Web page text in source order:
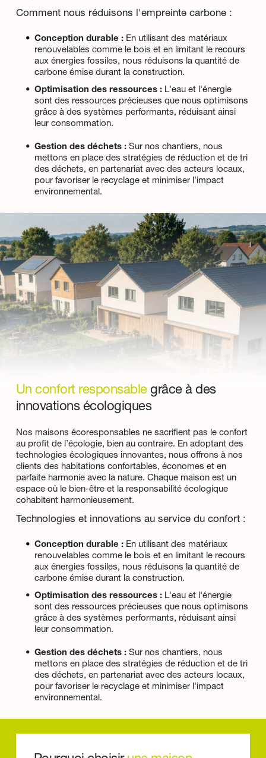
Comment nous réduisons l'empreinte carbone :
Conception durable : En utilisant des matériaux
renouvelables comme le bois et en limitant le recours
aux énergies fossiles, nous réduisons la quantité de
carbone émise durant la construction.
Optimisation des ressources : L'eau et l'énergie
sont des ressources précieuses que nous optimisons
grâce à des systèmes performants, réduisant ainsi
leur consommation.
Gestion des déchets : Sur nos chantiers, nous
mettons en place des stratégies de réduction et de tri
des déchets, en partenariat avec des acteurs locaux,
pour favoriser le recyclage et minimiser l'impact
environnemental.
Un confort responsable grâce à des
innovations écologiques
Nos maisons écoresponsables ne sacrifient pas le confort
au profit de l’écologie, bien au contraire. En adoptant des
technologies écologiques innovantes, nous offrons à nos
clients des habitations confortables, économes et en
parfaite harmonie avec la nature. Chaque maison est un
espace où le bien-être et la responsabilité écologique
cohabitent harmonieusement.
Technologies et innovations au service du confort :
Conception durable : En utilisant des matériaux
renouvelables comme le bois et en limitant le recours
aux énergies fossiles, nous réduisons la quantité de
carbone émise durant la construction.
Optimisation des ressources : L'eau et l'énergie
sont des ressources précieuses que nous optimisons
grâce à des systèmes performants, réduisant ainsi
leur consommation.
Gestion des déchets : Sur nos chantiers, nous
mettons en place des stratégies de réduction et de tri
des déchets, en partenariat avec des acteurs locaux,
pour favoriser le recyclage et minimiser l'impact
environnemental.